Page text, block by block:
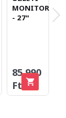
MONITOR
- 27"
85.990
Ft